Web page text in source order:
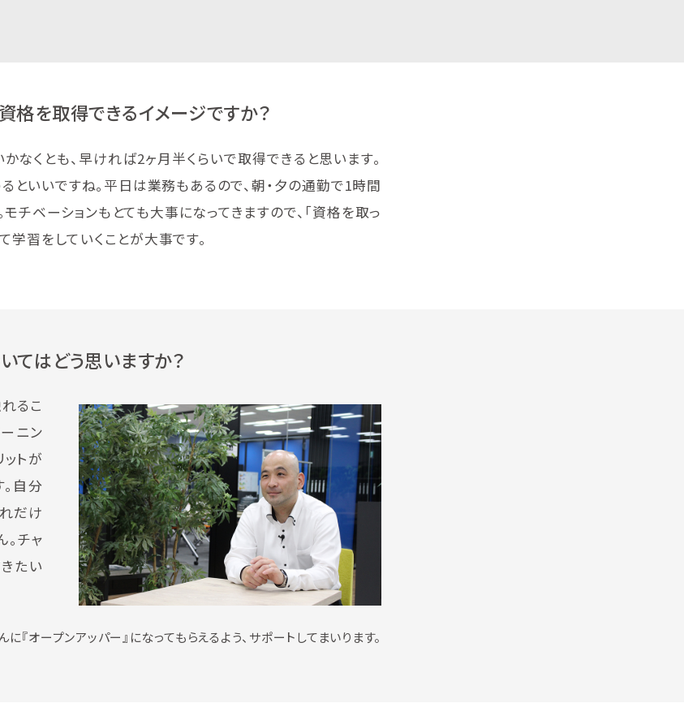
格を取得できるイメージですか？
くとも、早ければ2ヶ月半くらいで取得できると思います。
いいですね。平日は業務もあるので、朝・夕の通勤で1時間
チベーションもとても大事になってきますので、「資格を取っ
学習をしていくことが大事です。
てはどう思いますか？
るこ
ニン
トが
自分
だけ
チャ
たい
オープンアッパー』になってもらえるよう、サポートしてまいります。